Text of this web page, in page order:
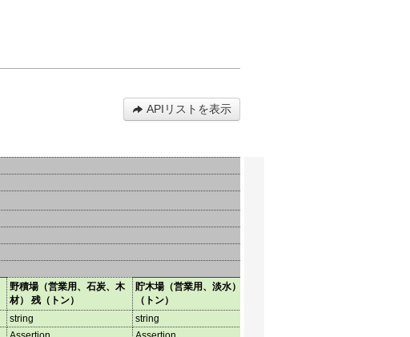
APIリストを表示
野積場（営業用、石炭、木
材） 残（トン）
貯木場（営業用、淡水） 入
（トン）
string string